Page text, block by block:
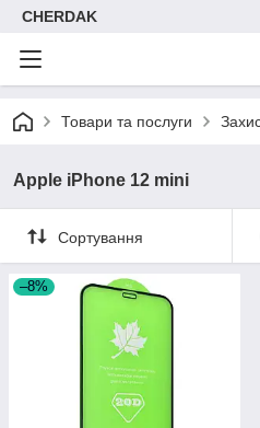
CHERDAK
Товари та послуги
Apple iPhone 12 mini
Сортування
–8%